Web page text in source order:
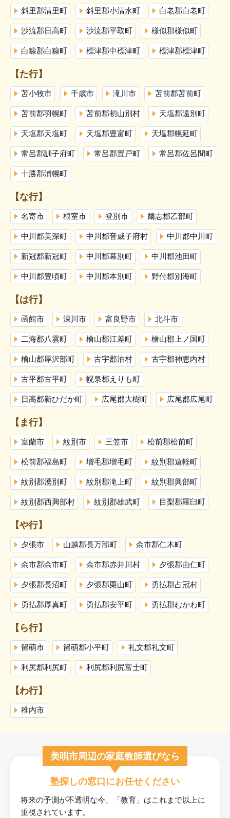
斜里郡清里町 斜里郡小清水町 白老郡白老町
沙流郡日高町 沙流郡平取町 様似郡様似町
白糠郡白糠町 標津郡中標津町 標津郡標津町
【た行】
苫小牧市 千歳市 滝川市 苫前郡苫前町
苫前郡羽幌町 苫前郡初山別村 天塩郡遠別町
天塩郡天塩町 天塩郡豊富町 天塩郡幌延町
常呂郡訓子府町 常呂郡置戸町 常呂郡佐呂間町
十勝郡浦幌町
【な行】
名寄市 根室市 登別市 爾志郡乙部町
中川郡美深町 中川郡音威子府村 中川郡中川町
新冠郡新冠町 中川郡幕別町 中川郡池田町
中川郡豊頃町 中川郡本別町 野付郡別海町
【は行】
函館市 深川市 富良野市 北斗市
二海郡八雲町 檜山郡江差町 檜山郡上ノ国町
檜山郡厚沢部町 古宇郡泊村 古宇郡神恵内村
古平郡古平町 幌泉郡えりも町
日高郡新ひだか町 広尾郡大樹町 広尾郡広尾町
【ま行】
室蘭市 紋別市 三笠市 松前郡松前町
松前郡福島町 増毛郡増毛町 紋別郡遠軽町
紋別郡湧別町 紋別郡滝上町 紋別郡興部町
紋別郡西興部村 紋別郡雄武町 目梨郡羅臼町
【や行】
夕張市 山越郡長万部町 余市郡仁木町
余市郡余市町 余市郡赤井川村 夕張郡由仁町
夕張郡長沼町 夕張郡栗山町 勇払郡占冠村
勇払郡厚真町 勇払郡安平町 勇払郡むかわ町
【ら行】
留萌市 留萌郡小平町 礼文郡礼文町
利尻郡利尻町 利尻郡利尻富士町
【わ行】
稚内市
美唄市周辺の家庭教師選びなら
塾探しの窓口にお任せください
将来の予測が不透明な今、「教育」はこれまで以上に
重視されています。